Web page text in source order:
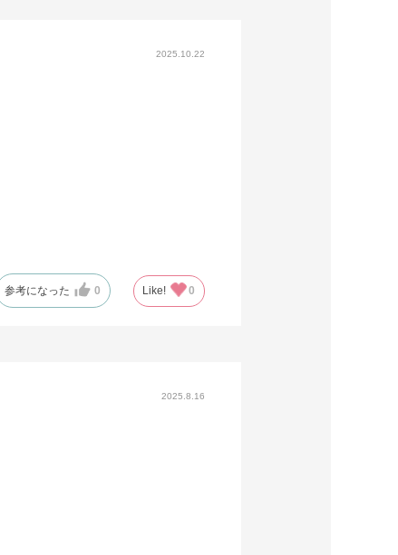
2025.10.22
参考になった 0 Like! 0
2025.8.16